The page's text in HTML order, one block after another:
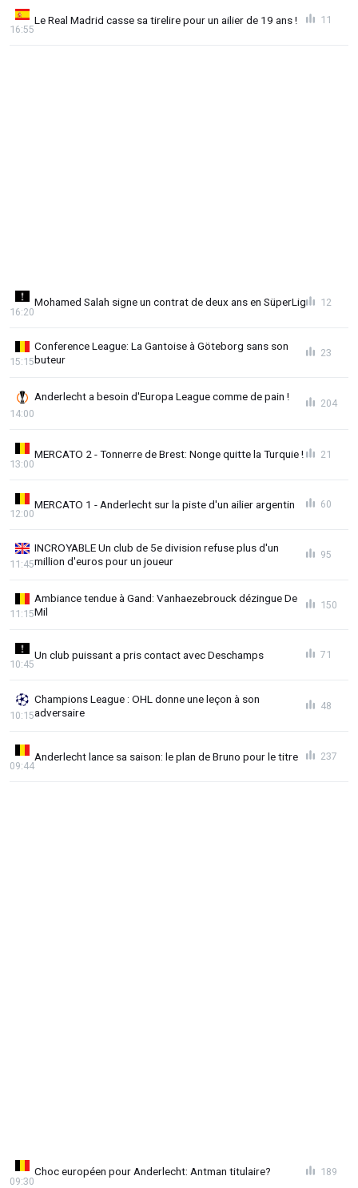
Le Real Madrid casse sa tirelire pour un ailier de 19 ans !
16:55
11
Mohamed Salah signe un contrat de deux ans en SüperLig
16:20
12
Conference League: La Gantoise à Göteborg sans son
buteur
15:15
23
Anderlecht a besoin d'Europa League comme de pain !
14:00
204
MERCATO 2 - Tonnerre de Brest: Nonge quitte la Turquie !
13:00
21
MERCATO 1 - Anderlecht sur la piste d'un ailier argentin
12:00
60
INCROYABLE Un club de 5e division refuse plus d'un
million d'euros pour un joueur
11:45
95
Ambiance tendue à Gand: Vanhaezebrouck dézingue De
Mil
11:15
150
Un club puissant a pris contact avec Deschamps
10:45
71
Champions League : OHL donne une leçon à son
adversaire
10:15
48
Anderlecht lance sa saison: le plan de Bruno pour le titre
09:44
237
Choc européen pour Anderlecht: Antman titulaire?
09:30
189